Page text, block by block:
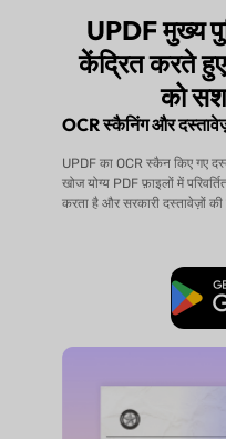
UPDF मुख्य
केंद्रित करते
को
OCR स्कैनिंग और
UPDF का OCR स्कैन किए गए
खोज योग्य PDF फ़ाइलों में
करता है और सरकारी दस्तावेज़ों